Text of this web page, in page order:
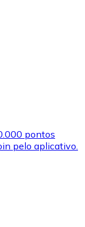
favoritas
pontos
pelo aplicativo.